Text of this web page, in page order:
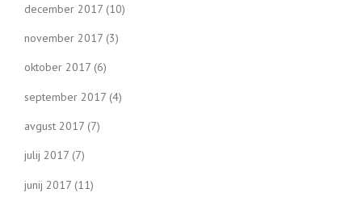
december 2017 (10)
november 2017 (3)
oktober 2017 (6)
september 2017 (4)
avgust 2017 (7)
julij 2017 (7)
junij 2017 (11)